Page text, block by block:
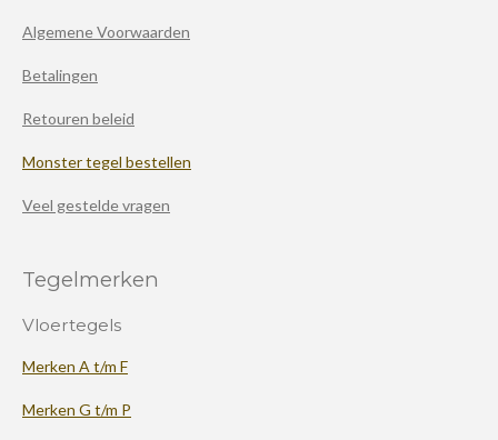
Algemene Voorwaarden
Betalingen
Retouren beleid
Monster tegel bestellen
Veel gestelde vragen
Tegelmerken
Vloertegels
Merken A t/m F
Merken G t/m P